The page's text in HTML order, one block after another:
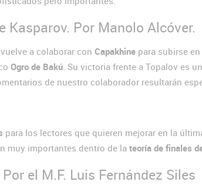
Por Manolo Alcóver.
vuelve a colaborar con Capakhine para subirse
Ogro de Bakú. Su victoria frente a Topalov es
de nuestro colaborador resultarán
para los lectores que quieren mejorar en la
muy importantes dentro de la teoría de finales
el M.F. Luis Fernández Siles